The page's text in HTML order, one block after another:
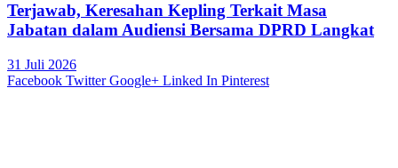
Terjawab, Keresahan Kepling Terkait Masa
Jabatan dalam Audiensi Bersama DPRD Langkat
31 Juli 2026
Facebook Twitter Google+ Linked In Pinterest